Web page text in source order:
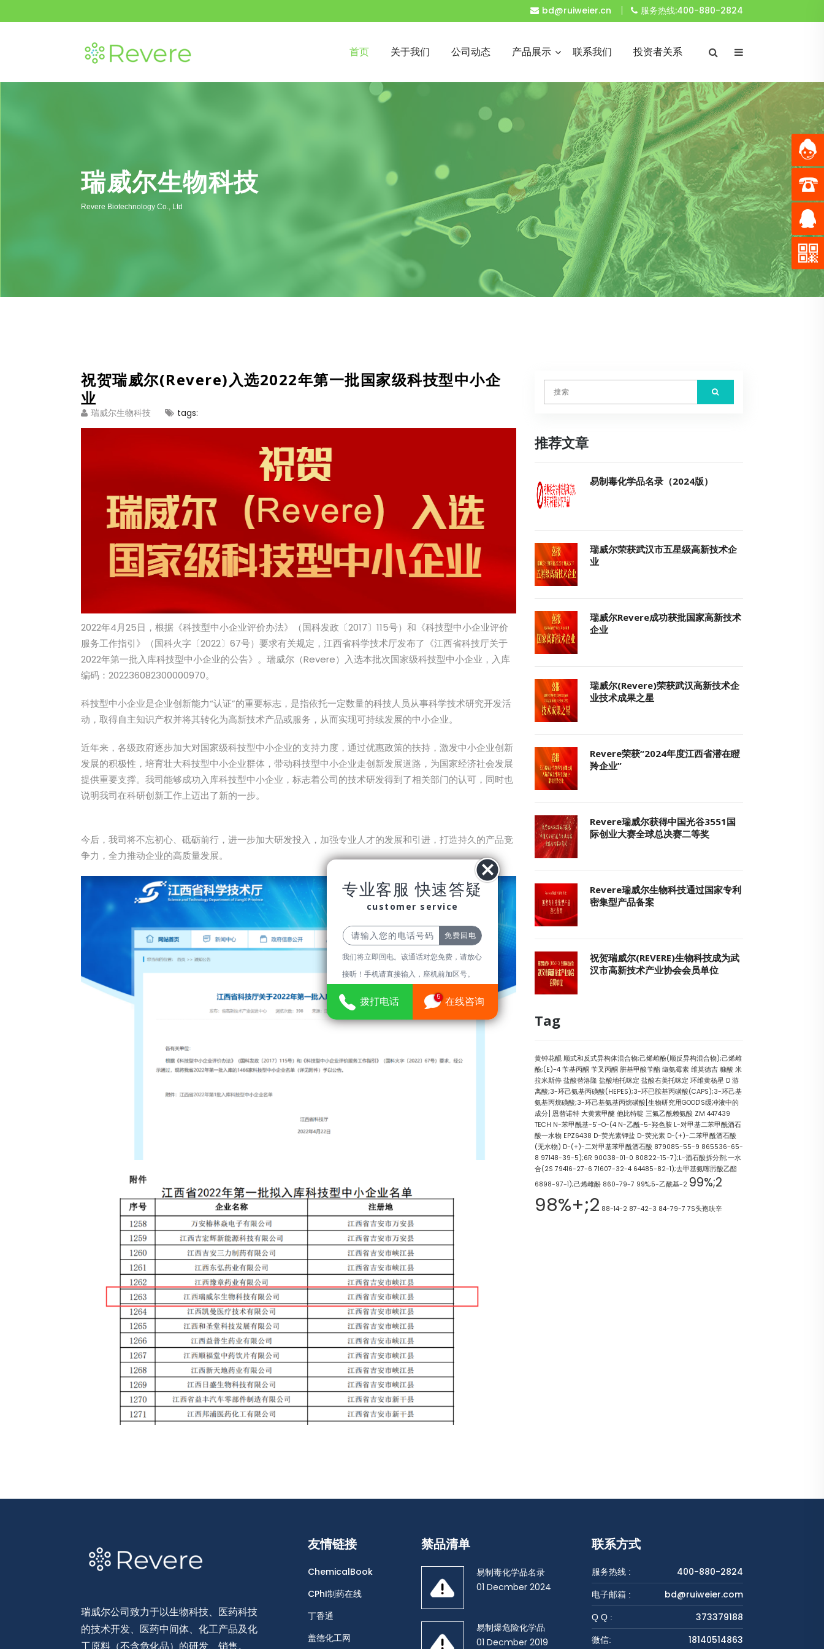
专业客服 快速答疑
customer service
我们将立即回电。该通话对您免费，请放心
接听！手机请直接输入，座机前加区号。
拨打电话 5 在线咨询
bd@ruiweier.cn 服务热线:400-880-2824
首页 关于我们 公司动态 产品展示 联系我们 投资者关系
瑞威尔生物科技
Revere Biotechnology Co., Ltd
祝贺瑞威尔(Revere)入选2022年第一批国家级科技型中小企
业
瑞威尔生物科技 tags:
2022年4月25日，根据《科技型中小企业评价办法》（国科发政〔2017〕115号）和《科技型中小企业评价
服务工作指引》（国科火字〔2022〕67号）要求有关规定，江西省科学技术厅发布了《江西省科技厅关于
2022年第一批入库科技型中小企业的公告》。瑞威尔（Revere）入选本批次国家级科技型中小企业，入库
编码：202236082300000970。
科技型中小企业是企业创新能力“认证”的重要标志，是指依托一定数量的科技人员从事科学技术研究开发活
动，取得自主知识产权并将其转化为高新技术产品或服务，从而实现可持续发展的中小企业。
近年来，各级政府逐步加大对国家级科技型中小企业的支持力度，通过优惠政策的扶持，激发中小企业创新
发展的积极性，培育壮大科技型中小企业群体，带动科技型中小企业走创新发展道路，为国家经济社会发展
提供重要支撑。我司能够成功入库科技型中小企业，标志着公司的技术研发得到了相关部门的认可，同时也
说明我司在科研创新工作上迈出了新的一步。
今后，我司将不忘初心、砥砺前行，进一步加大研发投入，加强专业人才的发展和引进，打造持久的产品竞
争力，全力推动企业的高质量发展。
推荐文章
易制毒化学品名录（2024版）
瑞威尔荣获武汉市五星级高新技术企
业
瑞威尔Revere成功获批国家高新技术
企业
瑞威尔(Revere)荣获武汉高新技术企
业技术成果之星
Revere荣获“2024年度江西省潜在瞪
羚企业”
Revere瑞威尔获得中国光谷3551国
际创业大赛全球总决赛二等奖
Revere瑞威尔生物科技通过国家专利
密集型产品备案
祝贺瑞威尔(REVERE)生物科技成为武
汉市高新技术产业协会会员单位
Tag
黄钟花醌 顺式和反式异构体混合物;己烯雌酚(顺反异构混合物);己烯雌
酚;(E)-4 苄基丙酮 苄叉丙酮 肼基甲酸苄酯 缬氨霉素 维莫德吉 糠酸 米
拉米斯停 盐酸替洛隆 盐酸地托咪定 盐酸右美托咪定 环维黄杨星 D 游
离酸;3-环己氨基丙磺酸(HEPES);3-环已胺基丙磺酸(CAPS);3-环己基
氨基丙烷磺酸;3-环己基氨基丙烷磺酸[生物研究用GOOD'S缓冲液中的
成分] 恩替诺特 大黄素甲醚 他比特啶 三氟乙酰赖氨酸 ZM 447439
TECH N-苯甲酰基-5'-O-(4 N-乙酰-5-羟色胺 L-对甲基二苯甲酰酒石
酸一水物 EPZ6438 D-荧光素钾盐 D-荧光素 D-(+)-二苯甲酰酒石酸
(无水物) D-(+)-二对甲基苯甲酰酒石酸 879085-55-9 865536-65-
8 97148-39-5);6R 90038-01-0 80822-15-7);L-酒石酸拆分剂;一水
合(2S 79416-27-6 71607-32-4 64485-82-1);去甲基氨噻肟酸乙酯
6898-97-1);己烯雌酚 860-79-7 99%;5-乙酰基-2 99%;2
98%+;2 88-14-2 87-42-3 84-79-7 7S头孢呋辛
瑞威尔公司致力于以生物科技、医药科技
的技术开发、医药中间体、化工产品及化
工原料（不含危化品）的研发、销售。
友情链接
ChemicalBook
CPhI制药在线
丁香通
盖德化工网
禁品清单
易制毒化学品名录
01 Decmber 2024
易制爆危险化学品
01 Decmber 2019
联系方式
服务热线 : 400-880-2824
电子邮箱 : bd@ruiweier.com
Q Q : 373379188
微信: 18140514863